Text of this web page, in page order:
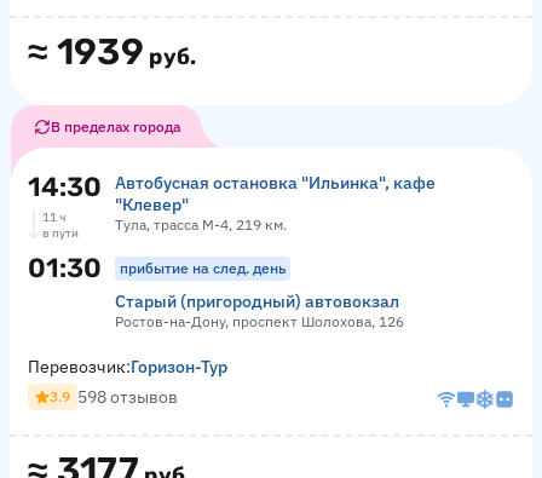
≈ 1939 руб.
В пределах города
14:30
Автобусная остановка "Ильинка", кафе
"Клевер"
Тула, трасса М-4, 219 км.
11 ч
в пути
01:30 прибытие на след. день
Старый (пригородный) автовокзал
Ростов-на-Дону, проспект Шолохова, 126
Перевозчик:Горизон-Тур
3.9 598 отзывов